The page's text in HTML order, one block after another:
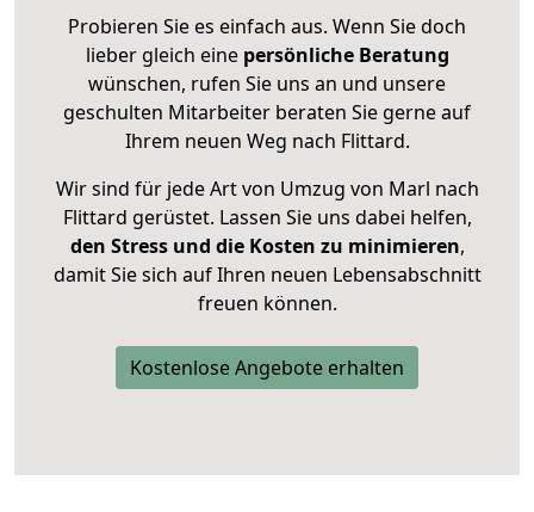
Probieren Sie es einfach aus. Wenn Sie doch
lieber gleich eine persönliche Beratung
wünschen, rufen Sie uns an und unsere
geschulten Mitarbeiter beraten Sie gerne auf
Ihrem neuen Weg nach Flittard.
Wir sind für jede Art von Umzug von Marl nach
Flittard gerüstet. Lassen Sie uns dabei helfen,
den Stress und die Kosten zu minimieren,
damit Sie sich auf Ihren neuen Lebensabschnitt
freuen können.
Kostenlose Angebote erhalten